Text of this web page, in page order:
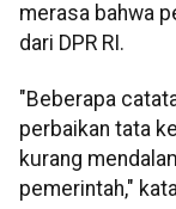
merasa bahwa
dari DPR RI.
"Beberapa
perbaikan tata
kurang
pemerintah,"